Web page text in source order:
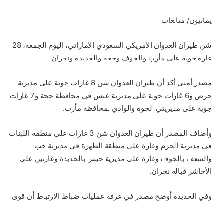
يمانيون/ متابعات
شن طيران العدوان الأمريكي السعودي الإماراتي، اليوم الجمعة، 28
غارة جوية على مأرب والجوف وحجة والحديدة ونجران.
مصدر أمني أكد أن طيران العدوان شن 8 غارات جوية على مديرية
حرض و6 غارات جوية على مديرية عبس في محافظة حجة و7 غارات
جوية على مديريتي الجوة والوادي بمحافظة مأرب.
وأضاف المصدر أن طيران العدوان شن 3 غارات على منطقة اللبنات
في مديرية الحزم وغارة على منطقة الظهرة في مديرية خب
والشعف بالجوف وغارة على مديرية حيس بالحديدة وغارتين على
الأجاشر قبالة نجران.
وفي الحديدة أوضح مصدر في غرفة عمليات ضباط الارتباط أن قوى